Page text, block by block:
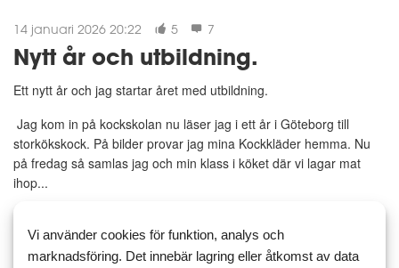
14 januari 2026 20:22 5 7
Nytt år och utbildning.
Ett nytt år och jag startar året med utbildning.
Jag kom in på kockskolan nu läser jag i ett år i Göteborg till
storkökskock. På bilder provar jag mina Kockkläder hemma. Nu
på fredag så samlas jag och min klass i köket där vi lagar mat
ihop...
Läs mer
Vi använder cookies för funktion, analys och
marknadsföring. Det innebär lagring eller åtkomst av data